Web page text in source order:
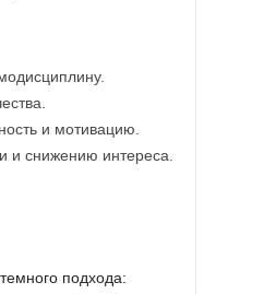
и мотивацию.
и снижению интереса.
подхода: